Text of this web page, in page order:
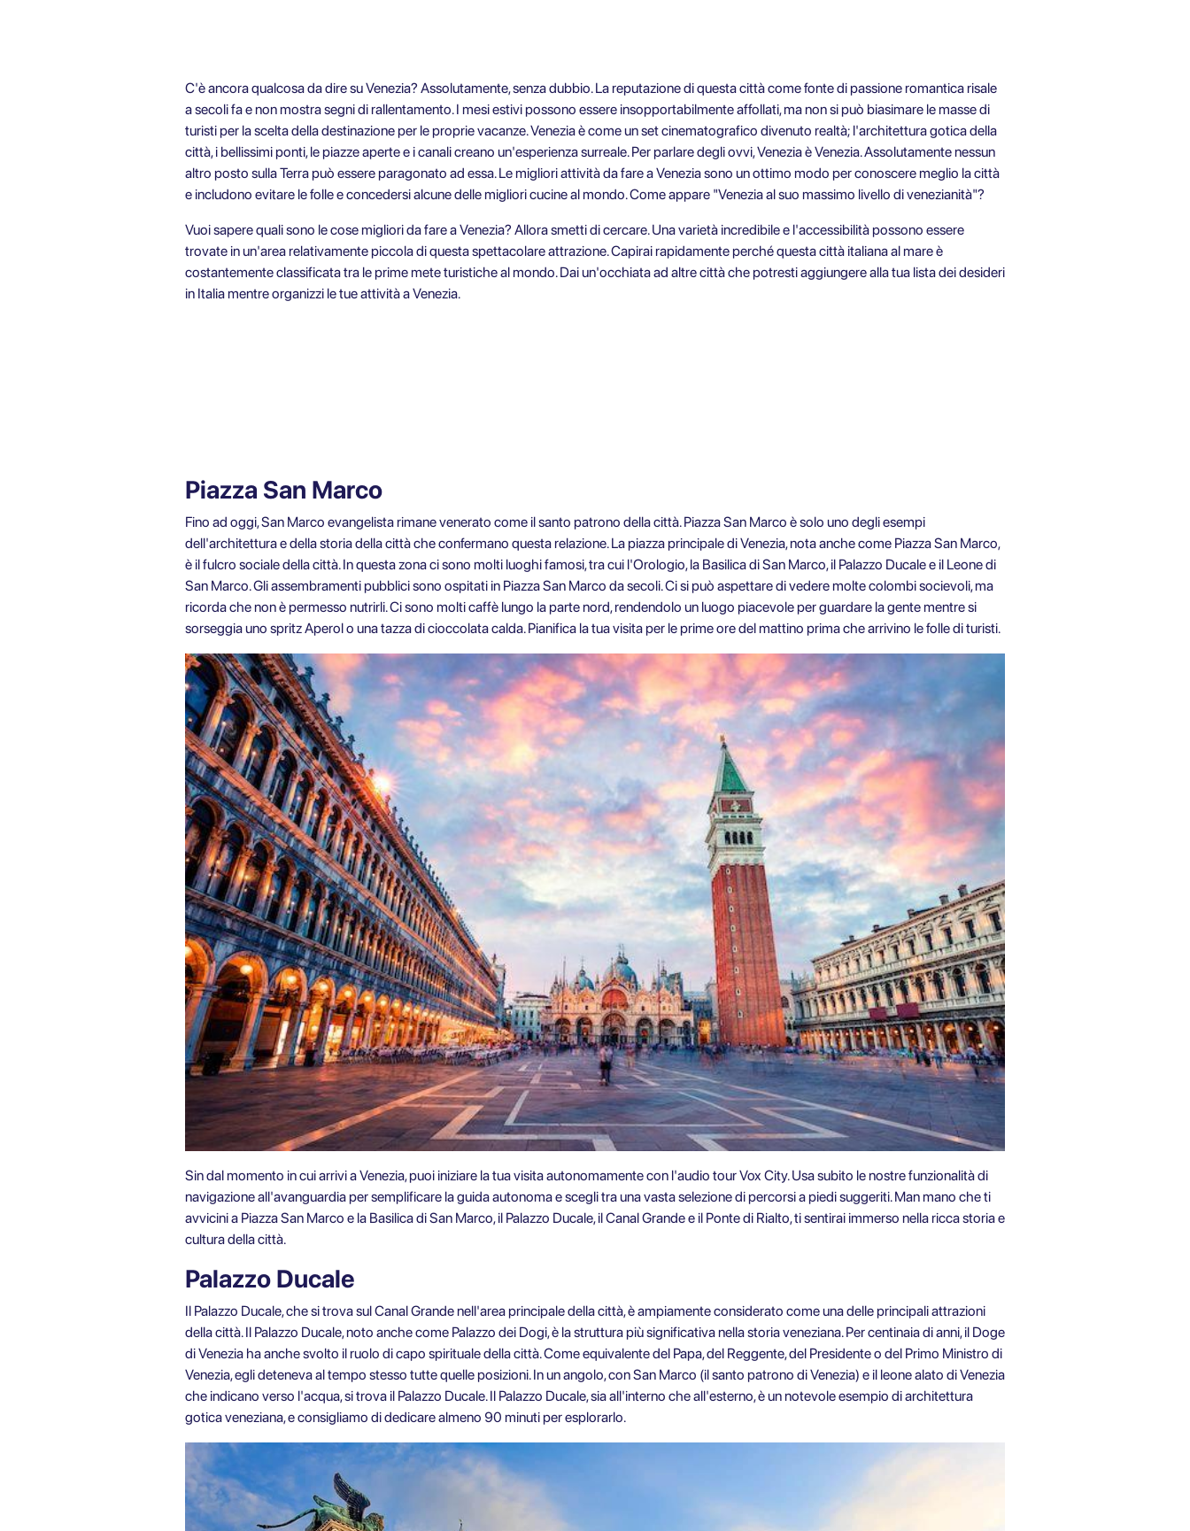
C'è ancora qualcosa da dire su Venezia? Assolutamente, senza dubbio. La reputazione di questa città come fonte di passione romantica risale
a secoli fa e non mostra segni di rallentamento. I mesi estivi possono essere insopportabilmente affollati, ma non si può biasimare le masse di
turisti per la scelta della destinazione per le proprie vacanze. Venezia è come un set cinematografico divenuto realtà; l'architettura gotica della
città, i bellissimi ponti, le piazze aperte e i canali creano un'esperienza surreale. Per parlare degli ovvi, Venezia è Venezia. Assolutamente nessun
altro posto sulla Terra può essere paragonato ad essa. Le migliori attività da fare a Venezia sono un ottimo modo per conoscere meglio la città
e includono evitare le folle e concedersi alcune delle migliori cucine al mondo. Come appare "Venezia al suo massimo livello di venezianità"?
Vuoi sapere quali sono le cose migliori da fare a Venezia? Allora smetti di cercare. Una varietà incredibile e l'accessibilità possono essere
trovate in un'area relativamente piccola di questa spettacolare attrazione. Capirai rapidamente perché questa città italiana al mare è
costantemente classificata tra le prime mete turistiche al mondo. Dai un'occhiata ad altre città che potresti aggiungere alla tua lista dei desideri
in Italia mentre organizzi le tue attività a Venezia.
Piazza San Marco
Fino ad oggi, San Marco evangelista rimane venerato come il santo patrono della città. Piazza San Marco è solo uno degli esempi
dell'architettura e della storia della città che confermano questa relazione. La piazza principale di Venezia, nota anche come Piazza San Marco,
è il fulcro sociale della città. In questa zona ci sono molti luoghi famosi, tra cui l'Orologio, la Basilica di San Marco, il Palazzo Ducale e il Leone di
San Marco. Gli assembramenti pubblici sono ospitati in Piazza San Marco da secoli. Ci si può aspettare di vedere molte colombi socievoli, ma
ricorda che non è permesso nutrirli. Ci sono molti caffè lungo la parte nord, rendendolo un luogo piacevole per guardare la gente mentre si
sorseggia uno spritz Aperol o una tazza di cioccolata calda. Pianifica la tua visita per le prime ore del mattino prima che arrivino le folle di turisti.
Sin dal momento in cui arrivi a Venezia, puoi iniziare la tua visita autonomamente con l'audio tour Vox City. Usa subito le nostre funzionalità di
navigazione all'avanguardia per semplificare la guida autonoma e scegli tra una vasta selezione di percorsi a piedi suggeriti. Man mano che ti
avvicini a Piazza San Marco e la Basilica di San Marco, il Palazzo Ducale, il Canal Grande e il Ponte di Rialto, ti sentirai immerso nella ricca storia e
cultura della città.
Palazzo Ducale
Il Palazzo Ducale, che si trova sul Canal Grande nell'area principale della città, è ampiamente considerato come una delle principali attrazioni
della città. Il Palazzo Ducale, noto anche come Palazzo dei Dogi, è la struttura più significativa nella storia veneziana. Per centinaia di anni, il Doge
di Venezia ha anche svolto il ruolo di capo spirituale della città. Come equivalente del Papa, del Reggente, del Presidente o del Primo Ministro di
Venezia, egli deteneva al tempo stesso tutte quelle posizioni. In un angolo, con San Marco (il santo patrono di Venezia) e il leone alato di Venezia
che indicano verso l'acqua, si trova il Palazzo Ducale. Il Palazzo Ducale, sia all'interno che all'esterno, è un notevole esempio di architettura
gotica veneziana, e consigliamo di dedicare almeno 90 minuti per esplorarlo.